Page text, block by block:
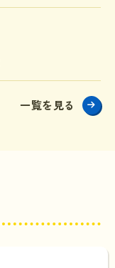
一覧を見る